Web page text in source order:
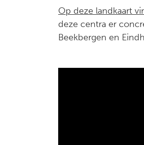
Op deze landkaart
deze centra er
Beekbergen en